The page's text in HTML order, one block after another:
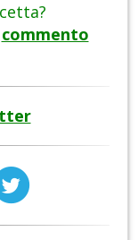
commento